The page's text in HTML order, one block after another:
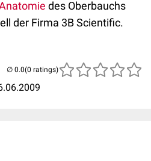
des Oberbauchs
der Firma 3B Scientific.
(0 ratings)